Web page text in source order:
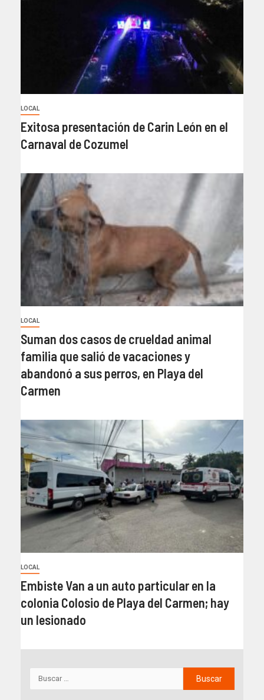
LOCAL
Exitosa presentación de Carin León en el
Carnaval de Cozumel
LOCAL
Suman dos casos de crueldad animal
familia que salió de vacaciones y
abandonó a sus perros, en Playa del
Carmen
LOCAL
Embiste Van a un auto particular en la
colonia Colosio de Playa del Carmen; hay
un lesionado